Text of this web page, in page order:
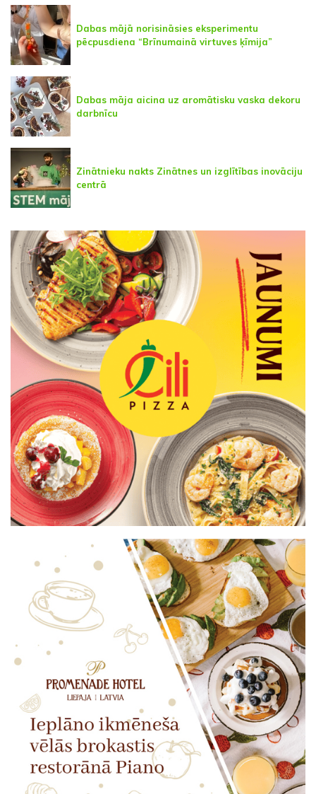
Dabas mājā norisināsies eksperimentu
pēcpusdiena “Brīnumainā virtuves ķīmija”
Dabas māja aicina uz aromātisku vaska dekoru
darbnīcu
Zinātnieku nakts Zinātnes un izglītības inovāciju
centrā